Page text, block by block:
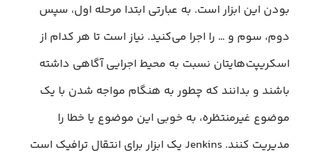
بودن این ابزار است. به عبارتی ابتدا مرحله اول، سپس
دوم، سوم و … را اجرا می‌کنید. نیاز است تا هر کدام از
اسکریپت‌هایتان نسبت به محیط اجرایی آگاهی داشته
باشند و بدانند که چطور به هنگام مواجه شدن با یک
موضوع غیرمنتظره، به خوبی این موضوع یا خطا را
مدیریت کنند. Jenkins یک ابزار برای انتقال ترافیک است